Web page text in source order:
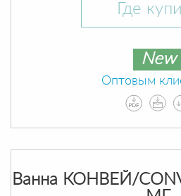
Где
New
Оптовым
Ванна КОНВЕЙ/